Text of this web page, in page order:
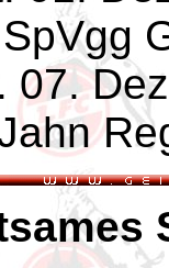
SpVgg
07.